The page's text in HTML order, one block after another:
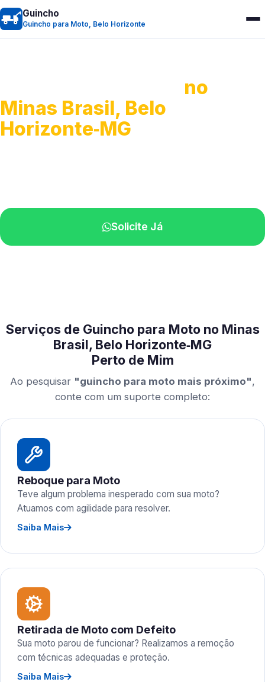
Guincho
Guincho para Moto, Belo Horizonte
no
Minas Brasil, Belo
Horizonte‑MG
Solicite Já
Serviços de Guincho para Moto no Minas
Brasil, Belo Horizonte‑MG
Perto de Mim
Ao pesquisar "guincho para moto mais próximo",
conte com um suporte completo:
Reboque para Moto
Teve algum problema inesperado com sua moto?
Atuamos com agilidade para resolver.
Saiba Mais
Retirada de Moto com Defeito
Sua moto parou de funcionar? Realizamos a remoção
com técnicas adequadas e proteção.
Saiba Mais